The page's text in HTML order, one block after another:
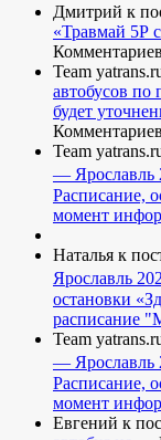
Дмитрий к
«Травмай 5Р
Team
автобусов
будет
Team
— Ярославль
Расписание,
момент
Наталья к
Ярославль
остановки
расписание
Team
— Ярославль
Расписание,
момент
Евгений к